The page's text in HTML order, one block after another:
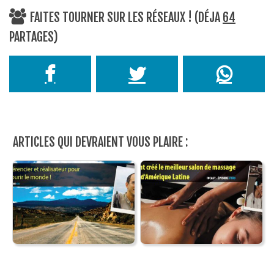
FAITES TOURNER SUR LES RÉSEAUX ! (DÉJA 64
PARTAGES)
ARTICLES QUI DEVRAIENT VOUS PLAIRE :